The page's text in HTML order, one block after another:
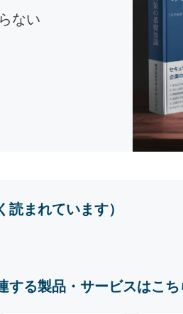
ない
まれています）
る製品・サービスはこち